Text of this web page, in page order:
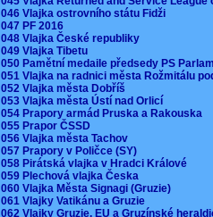
046 Vlajka ostrovního státu Fidži
047 PF 2016
048 Vlajka České republiky
049 Vlajka Tibetu
050 Pamětní medaile předsedy PS
051 Vlajka na radnici města Rožmitálu
052 Vlajka města Dobříš
053 Vlajka města Ústí nad Orlicí
054 Prapory armád Pruska a Rakouska
055 Prapor ČSSD
056 Vlajka města Tachov
057 Prapory v Poličce (SY)
058 Pirátská vlajka v Hradci Králové
059 Plechová vlajka Česka
060 Vlajka Města Signagi (Gruzie)
061 Vlajky Vatikánu a Gruzie
062 Vlajky Gruzie, EU a Gruzínské